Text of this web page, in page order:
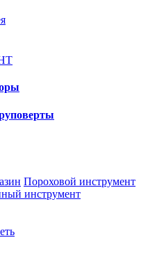
Пороховой инструмент
инструмент